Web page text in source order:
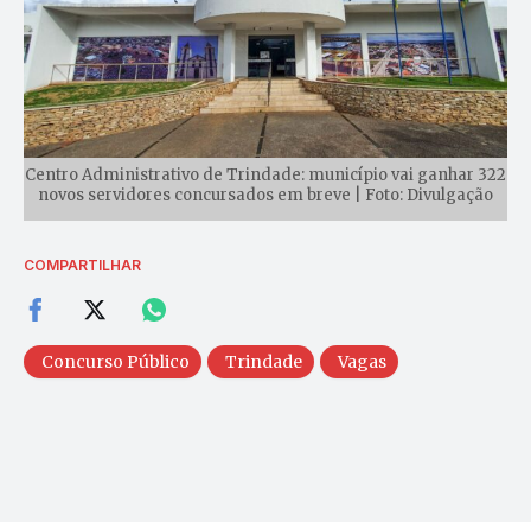
Centro Administrativo de Trindade: município vai ganhar 322
novos servidores concursados em breve | Foto: Divulgação
COMPARTILHAR
Concurso Público Trindade Vagas